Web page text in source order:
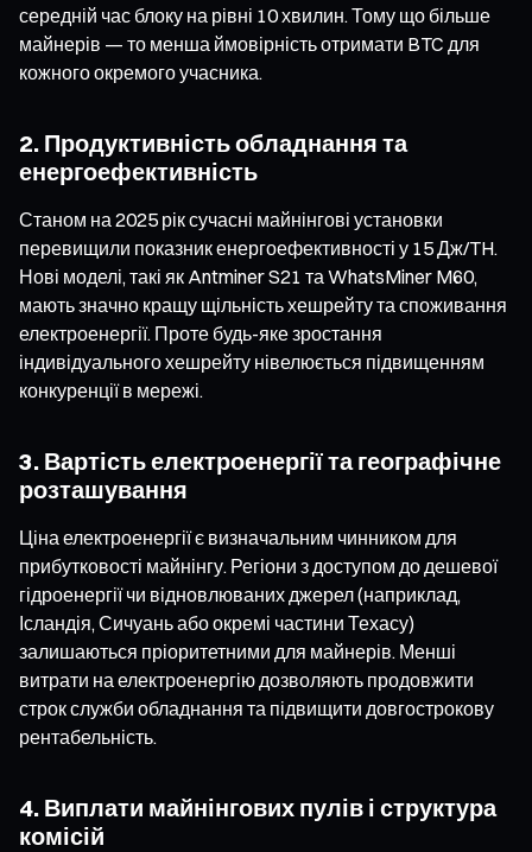
середній час блоку на рівні 10 хвилин. Тому що більше
майнерів — то менша ймовірність отримати BTC для
кожного окремого учасника.
2. Продуктивність обладнання та
енергоефективність
Станом на 2025 рік сучасні майнінгові установки
перевищили показник енергоефективності у 15 Дж/TH.
Нові моделі, такі як Antminer S21 та WhatsMiner M60,
мають значно кращу щільність хешрейту та споживання
електроенергії. Проте будь-яке зростання
індивідуального хешрейту нівелюється підвищенням
конкуренції в мережі.
3. Вартість електроенергії та географічне
розташування
Ціна електроенергії є визначальним чинником для
прибутковості майнінгу. Регіони з доступом до дешевої
гідроенергії чи відновлюваних джерел (наприклад,
Ісландія, Сичуань або окремі частини Техасу)
залишаються пріоритетними для майнерів. Менші
витрати на електроенергію дозволяють продовжити
строк служби обладнання та підвищити довгострокову
рентабельність.
4. Виплати майнінгових пулів і структура
комісій